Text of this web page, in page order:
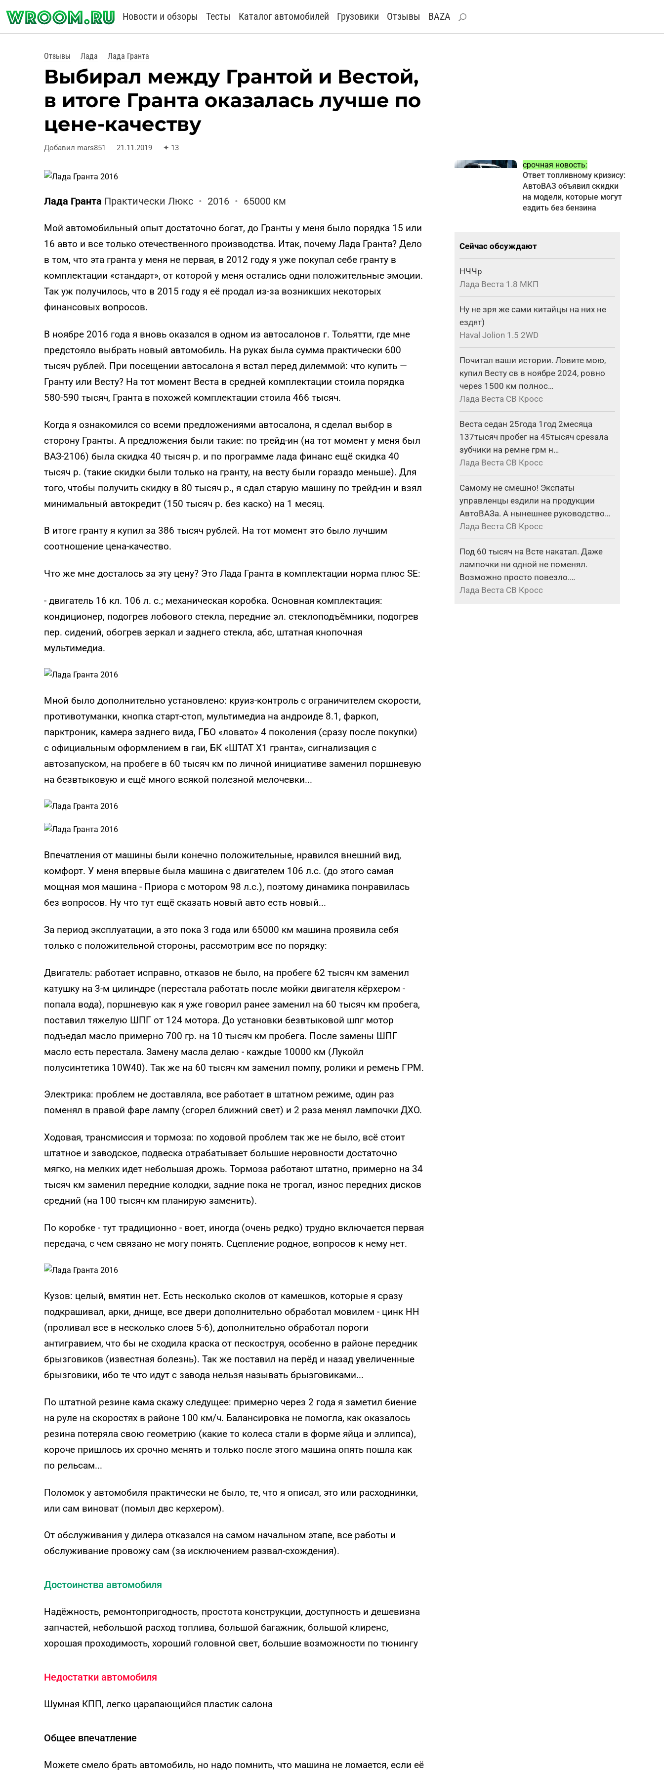
Новости и обзоры Тесты Каталог автомобилей Грузовики Отзывы BAZA
Отзывы Лада Лада Гранта
Выбирал между Грантой и Вестой,
в итоге Гранта оказалась лучше по
цене-качеству
Добавил mars851 21.11.2019 ✦ 13
Лада Гранта Практически Люкс • 2016 • 65000 км
Мой автомобильный опыт достаточно богат, до Гранты у меня было порядка 15 или
16 авто и все только отечественного производства. Итак, почему Лада Гранта? Дело
в том, что эта гранта у меня не первая, в 2012 году я уже покупал себе гранту в
комплектации «стандарт», от которой у меня остались одни положительные эмоции.
Так уж получилось, что в 2015 году я её продал из-за возникших некоторых
финансовых вопросов.
В ноябре 2016 года я вновь оказался в одном из автосалонов г. Тольятти, где мне
предстояло выбрать новый автомобиль. На руках была сумма практически 600
тысяч рублей. При посещении автосалона я встал перед дилеммой: что купить —
Гранту или Весту? На тот момент Веста в средней комплектации стоила порядка
580-590 тысяч, Гранта в похожей комплектации стоила 466 тысяч.
Когда я ознакомился со всеми предложениями автосалона, я сделал выбор в
сторону Гранты. А предложения были такие: по трейд-ин (на тот момент у меня был
ВАЗ-2106) была скидка 40 тысяч р. и по программе лада финанс ещё скидка 40
тысяч р. (такие скидки были только на гранту, на весту были гораздо меньше). Для
того, чтобы получить скидку в 80 тысяч р., я сдал старую машину по трейд-ин и взял
минимальный автокредит (150 тысяч р. без каско) на 1 месяц.
В итоге гранту я купил за 386 тысяч рублей. На тот момент это было лучшим
соотношение цена-качество.
Что же мне досталось за эту цену? Это Лада Гранта в комплектации норма плюс SE:
- двигатель 16 кл. 106 л. с.; механическая коробка. Основная комплектация:
кондиционер, подогрев лобового стекла, передние эл. стеклоподъёмники, подогрев
пер. сидений, обогрев зеркал и заднего стекла, абс, штатная кнопочная
мультимедиа.
Мной было дополнительно установлено: круиз-контроль с ограничителем скорости,
противотуманки, кнопка старт-стоп, мультимедиа на андроиде 8.1, фаркоп,
парктроник, камера заднего вида, ГБО «ловато» 4 поколения (сразу после покупки)
с официальным оформлением в гаи, БК «ШТАТ Х1 гранта», сигнализация с
автозапуском, на пробеге в 60 тысяч км по личной инициативе заменил поршневую
на безвтыковую и ещё много всякой полезной мелочевки...
Впечатления от машины были конечно положительные, нравился внешний вид,
комфорт. У меня впервые была машина с двигателем 106 л.с. (до этого самая
мощная моя машина - Приора с мотором 98 л.с.), поэтому динамика понравилась
без вопросов. Ну что тут ещё сказать новый авто есть новый...
За период эксплуатации, а это пока 3 года или 65000 км машина проявила себя
только с положительной стороны, рассмотрим все по порядку:
Двигатель: работает исправно, отказов не было, на пробеге 62 тысяч км заменил
катушку на 3-м цилиндре (перестала работать после мойки двигателя кёрхером -
попала вода), поршневую как я уже говорил ранее заменил на 60 тысяч км пробега,
поставил тяжелую ШПГ от 124 мотора. До установки безвтыковой шпг мотор
подъедал масло примерно 700 гр. на 10 тысяч км пробега. После замены ШПГ
масло есть перестала. Замену масла делаю - каждые 10000 км (Лукойл
полусинтетика 10W40). Так же на 60 тысяч км заменил помпу, ролики и ремень ГРМ.
Электрика: проблем не доставляла, все работает в штатном режиме, один раз
поменял в правой фаре лампу (сгорел ближний свет) и 2 раза менял лампочки ДХО.
Ходовая, трансмиссия и тормоза: по ходовой проблем так же не было, всё стоит
штатное и заводское, подвеска отрабатывает большие неровности достаточно
мягко, на мелких идет небольшая дрожь. Тормоза работают штатно, примерно на 34
тысяч км заменил передние колодки, задние пока не трогал, износ передних дисков
средний (на 100 тысяч км планирую заменить).
По коробке - тут традиционно - воет, иногда (очень редко) трудно включается первая
передача, с чем связано не могу понять. Сцепление родное, вопросов к нему нет.
Кузов: целый, вмятин нет. Есть несколько сколов от камешков, которые я сразу
подкрашивал, арки, днище, все двери дополнительно обработал мовилем - цинк НН
(проливал все в несколько слоев 5-6), дополнительно обработал пороги
антигравием, что бы не сходила краска от пескоструя, особенно в районе передник
брызговиков (известная болезнь). Так же поставил на перёд и назад увеличенные
брызговики, ибо те что идут с завода нельзя называть брызговиками...
По штатной резине кама скажу следущее: примерно через 2 года я заметил биение
на руле на скоростях в районе 100 км/ч. Балансировка не помогла, как оказалось
резина потеряла свою геометрию (какие то колеса стали в форме яйца и эллипса),
короче пришлось их срочно менять и только после этого машина опять пошла как
по рельсам...
Поломок у автомобиля практически не было, те, что я описал, это или расходнинки,
или сам виноват (помыл двс керхером).
От обслуживания у дилера отказался на самом начальном этапе, все работы и
обслуживание провожу сам (за исключением развал-схождения).
Достоинства автомобиля
Надёжность, ремонтопригодность, простота конструкции, доступность и дешевизна
запчастей, небольшой расход топлива, большой багажник, большой клиренс,
хорошая проходимость, хороший головной свет, большие возможности по тюнингу
Недостатки автомобиля
Шумная КПП, легко царапающийся пластик салона
Общее впечатление
Можете смело брать автомобиль, но надо помнить, что машина не ломается, если её
срочная новость:
Ответ топливному кризису:
АвтоВАЗ объявил скидки
на модели, которые могут
ездить без бензина
Сейчас обсуждают
НЧЧр
Лада Веста 1.8 МКП
Ну не зря же сами китайцы на них не
ездят)
Haval Jolion 1.5 2WD
Почитал ваши истории. Ловите мою,
купил Весту св в ноябре 2024, ровно
через 1500 км полнос…
Лада Веста СВ Кросс
Веста седан 25года 1год 2месяца
137тысяч пробег на 45тысяч срезала
зубчики на ремне грм н…
Лада Веста СВ Кросс
Самому не смешно! Экспаты
управленцы ездили на продукции
АвтоВАЗа. А нынешнее руководство…
Лада Веста СВ Кросс
Под 60 тысяч на Всте накатал. Даже
лампочки ни одной не поменял.
Возможно просто повезло.…
Лада Веста СВ Кросс